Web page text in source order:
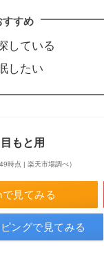
すすめ
している
したい
もと用
時点 | 楽天市場調べ）
見てみる
ングで見てみる